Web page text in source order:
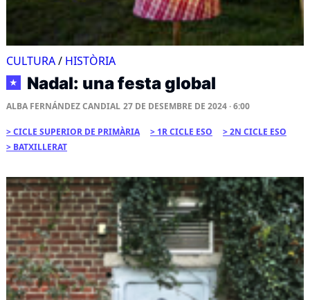
CULTURA/ HISTÒRIA
★ Nadal: una festa global
ALBA FERNÁNDEZ CANDIAL 27 DE DESEMBRE DE 2024 · 6:00
CICLE SUPERIOR DE PRIMÀRIA 1R CICLE ESO
2N CICLE ESO
BATXILLERAT